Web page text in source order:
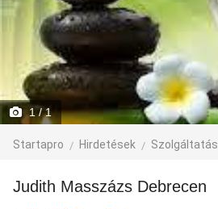
1/ 1
Startapro Hirdetések Szolgáltatás
Judith Masszázs Debrecen